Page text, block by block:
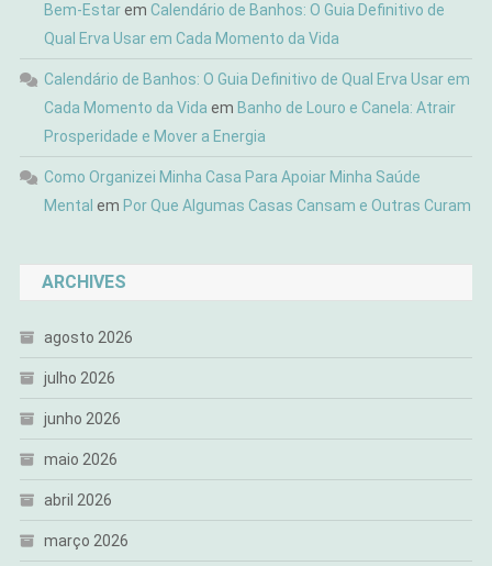
Bem-Estarem Calendário de Banhos: O Guia Definitivo de
Qual Erva Usar em Cada Momento da Vida
Calendário de Banhos: O Guia Definitivo de Qual Erva Usar em
Cada Momento da Vida em Banho de Louro e Canela: Atrair
Prosperidade e Mover a Energia
Como Organizei Minha Casa Para Apoiar Minha Saúde
Mental em Por Que Algumas Casas Cansam e Outras Curam
ARCHIVES
agosto 2026
julho 2026
junho 2026
maio 2026
abril 2026
março 2026